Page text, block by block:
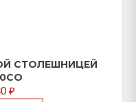
СТОЛЕШНИЦЕЙ
₽